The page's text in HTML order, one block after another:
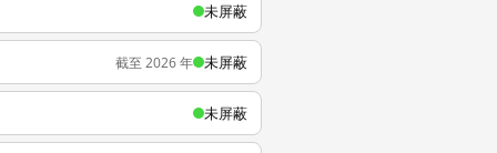
未屏蔽
截至 2026 年 未屏蔽
未屏蔽